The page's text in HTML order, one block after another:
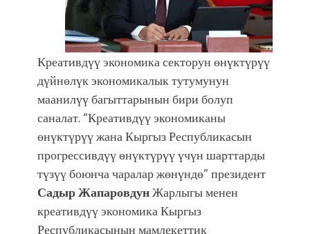
Креативдүү экономика секторун өнүктүрүү
дүйнөлүк экономикалык тутумунун
маанилүү багыттарынын бири болуп
саналат. “Креативдүү экономиканы
өнүктүрүү жана Кыргыз Республикасын
прогрессивдүү өнүктүрүү үчүн шарттарды
түзүү боюнча чаралар жөнүндө” президент
Садыр ЖапаровдунЖарлыгы менен
креативдүү экономика Кыргыз
Республикасынын мамлекеттик